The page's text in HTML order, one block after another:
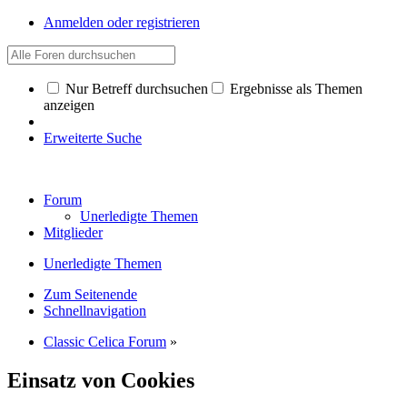
Anmelden oder registrieren
Nur Betreff durchsuchen
Ergebnisse als Themen
anzeigen
Erweiterte Suche
Forum
Unerledigte Themen
Mitglieder
Unerledigte Themen
Zum Seitenende
Schnellnavigation
Classic Celica Forum »
Einsatz von Cookies